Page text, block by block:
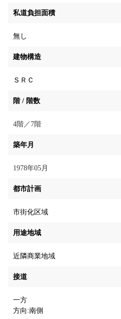
私道負担面積
無し
建物構造
ＳＲＣ
階 / 階数
4階／7階
築年月
1978年05月
都市計画
市街化区域
用途地域
近隣商業地域
接道
一方
方向:南側